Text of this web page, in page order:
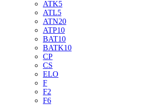
ATK5
ATL5
ATN20
ATP10
BAT10
BATK10
CP
CS
ELO
F
F2
F6